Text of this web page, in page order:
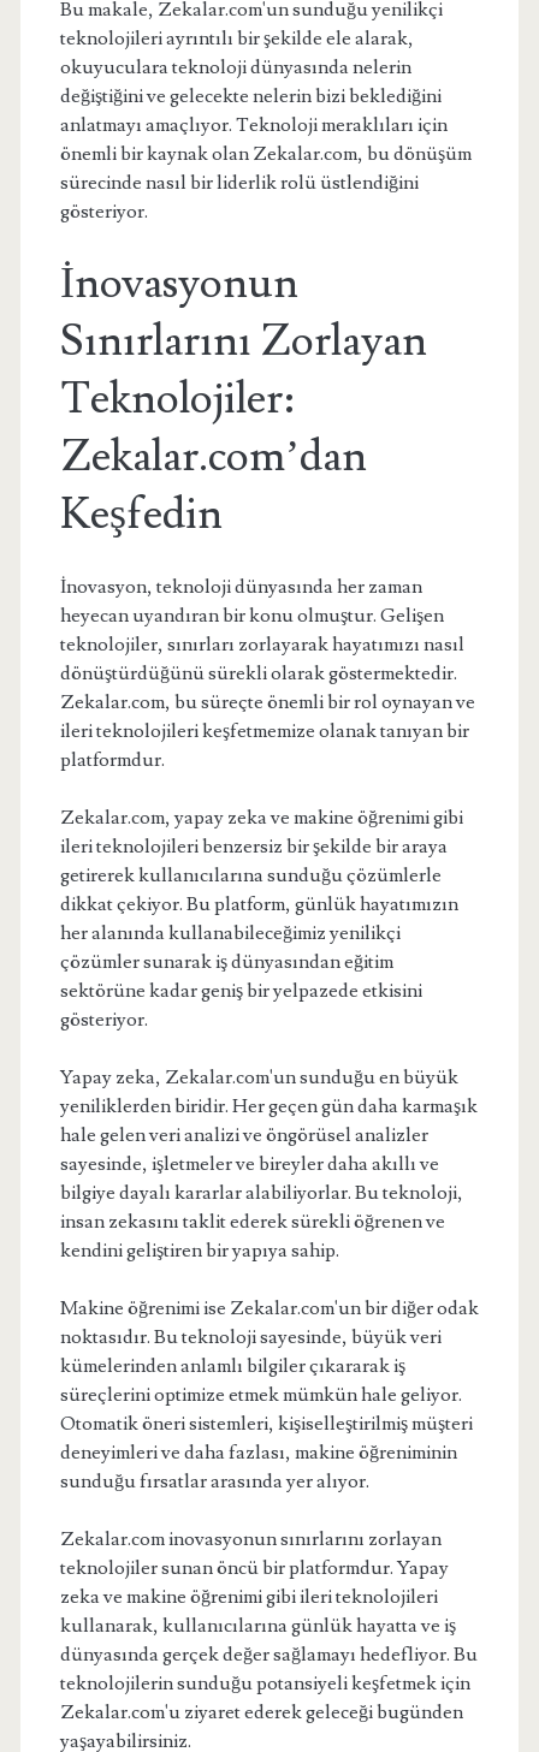
Bu makale, Zekalar.com'un sunduğu yenilikçi
teknolojileri ayrıntılı bir şekilde ele alarak,
okuyuculara teknoloji dünyasında nelerin
değiştiğini ve gelecekte nelerin bizi beklediğini
anlatmayı amaçlıyor. Teknoloji meraklıları için
önemli bir kaynak olan Zekalar.com, bu dönüşüm
sürecinde nasıl bir liderlik rolü üstlendiğini
gösteriyor.
İnovasyonun
Sınırlarını Zorlayan
Teknolojiler:
Zekalar.com’dan
Keşfedin
İnovasyon, teknoloji dünyasında her zaman
heyecan uyandıran bir konu olmuştur. Gelişen
teknolojiler, sınırları zorlayarak hayatımızı nasıl
dönüştürdüğünü sürekli olarak göstermektedir.
Zekalar.com, bu süreçte önemli bir rol oynayan ve
ileri teknolojileri keşfetmemize olanak tanıyan bir
platformdur.
Zekalar.com, yapay zeka ve makine öğrenimi gibi
ileri teknolojileri benzersiz bir şekilde bir araya
getirerek kullanıcılarına sunduğu çözümlerle
dikkat çekiyor. Bu platform, günlük hayatımızın
her alanında kullanabileceğimiz yenilikçi
çözümler sunarak iş dünyasından eğitim
sektörüne kadar geniş bir yelpazede etkisini
gösteriyor.
Yapay zeka, Zekalar.com'un sunduğu en büyük
yeniliklerden biridir. Her geçen gün daha karmaşık
hale gelen veri analizi ve öngörüsel analizler
sayesinde, işletmeler ve bireyler daha akıllı ve
bilgiye dayalı kararlar alabiliyorlar. Bu teknoloji,
insan zekasını taklit ederek sürekli öğrenen ve
kendini geliştiren bir yapıya sahip.
Makine öğrenimi ise Zekalar.com'un bir diğer odak
noktasıdır. Bu teknoloji sayesinde, büyük veri
kümelerinden anlamlı bilgiler çıkararak iş
süreçlerini optimize etmek mümkün hale geliyor.
Otomatik öneri sistemleri, kişiselleştirilmiş müşteri
deneyimleri ve daha fazlası, makine öğreniminin
sunduğu fırsatlar arasında yer alıyor.
Zekalar.com inovasyonun sınırlarını zorlayan
teknolojiler sunan öncü bir platformdur. Yapay
zeka ve makine öğrenimi gibi ileri teknolojileri
kullanarak, kullanıcılarına günlük hayatta ve iş
dünyasında gerçek değer sağlamayı hedefliyor. Bu
teknolojilerin sunduğu potansiyeli keşfetmek için
Zekalar.com'u ziyaret ederek geleceği bugünden
yaşayabilirsiniz.